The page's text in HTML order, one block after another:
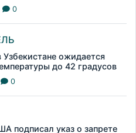
0
ожидается
до 42 градусов
0
подписал указ о запрете